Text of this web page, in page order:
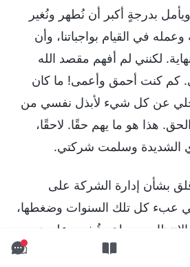
بدرجةٍ أكبر أن نُطهر ونُغير
في القيام بواجباتنا، وأن
لكنني لم أفهم مقصد الله
كم كنت أحمق وأعمى! ما كان
عن كل شيء لأبذل نفسي من
هذا هو ما يهم حقًا. لاحقًا،
الشديدة وسلمت شركتي.
بشأن إدارة الشركة على
عبء كل تلك السنوات وضغطها،
وببطء، شُفيت على نحوٍ
التي كنت قد أُصِبت بها.